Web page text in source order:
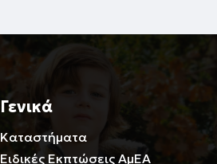
Γενικά
Καταστήματα
Ειδικές Εκπτώσεις ΑμΕΑ